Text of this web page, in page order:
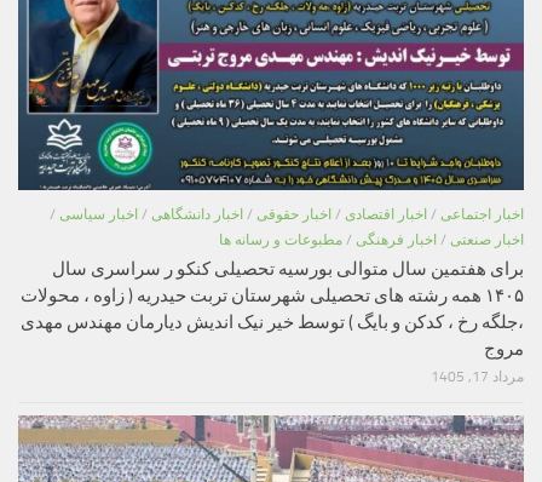
اخبار اجتماعی / اخبار اقتصادی / اخبار حقوقی / اخبار دانشگاهی / اخبار سیاسی /
اخبار صنعتی / اخبار فرهنگی / مطبوعات و رسانه ها
برای هفتمین سال متوالی بورسیه تحصیلی کنکو ر سراسری سال
۱۴۰۵ همه رشته های تحصیلی شهرستان تربت حیدریه ( زاوه ، محولات
،جلگه رخ ، کدکن و بایگ ) توسط خیر نیک اندیش دیارمان مهندس مهدی
مروج
مرداد 17, 1405